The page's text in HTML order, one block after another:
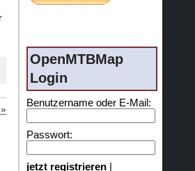
OpenMTBMap
Login
Benutzername oder E-Mail:
Passwort:
jetzt registrieren |